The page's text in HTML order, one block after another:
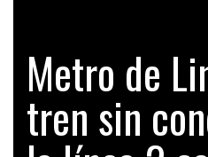
TECH
VIDEOS
Metro de
tren sin